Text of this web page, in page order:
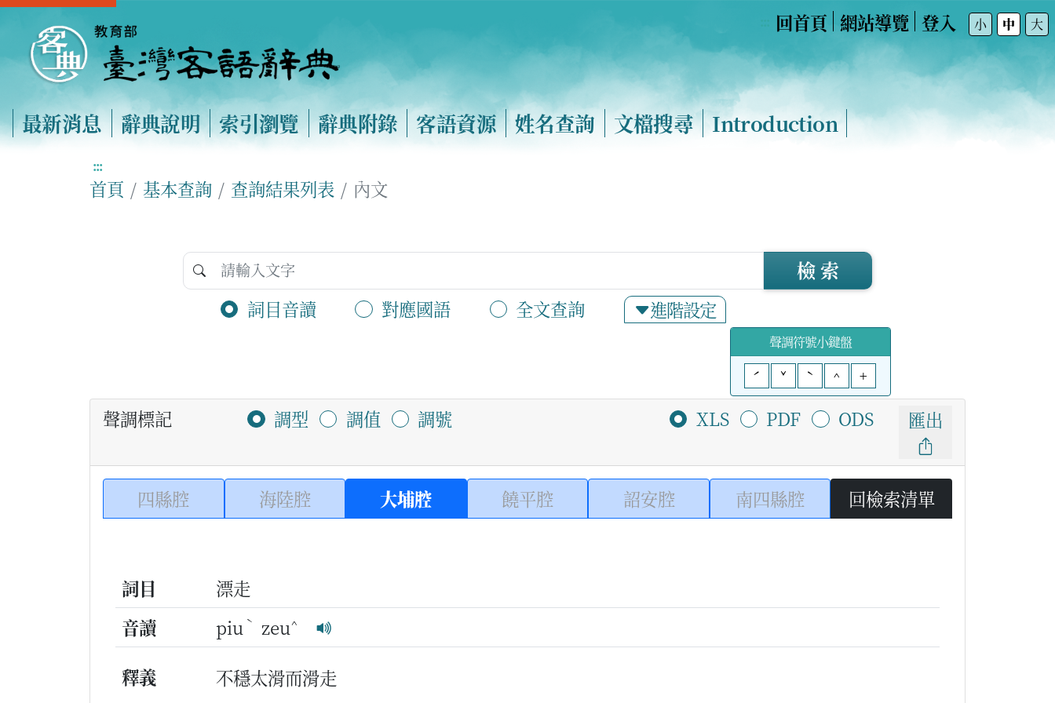
回首頁 網站導覽 登入 小 中 大
最新消息 辭典說明 索引瀏覽 辭典附錄 客語資源 姓名查詢 文檔搜尋 Introduction
:::
首頁 基本查詢 查詢結果列表 內文
詞目音讀 對應國語 全文查詢 進階設定
檢 索
聲調符號小鍵盤
ˊ
ˇ ˋ ^ +
聲調標記 調型 調值 調號 XLS PDF ODS 匯出
四縣腔 海陸腔 大埔腔 饒平腔 詔安腔 南四縣腔 回檢索清單
詞目
漂走
音讀
piu ˋ zeu^
釋義 不穩太滑而滑走